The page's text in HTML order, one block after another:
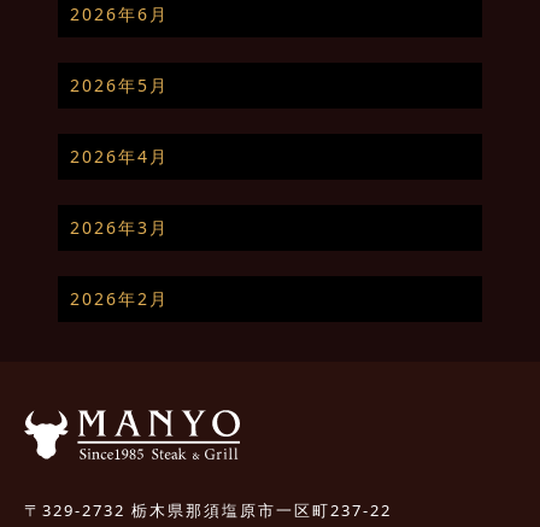
2026年6月
2026年5月
2026年4月
2026年3月
2026年2月
〒329-2732 栃木県那須塩原市一区町237-22